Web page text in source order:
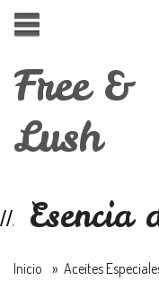
Free &
Lush
Esencia
Inicio » Aceites